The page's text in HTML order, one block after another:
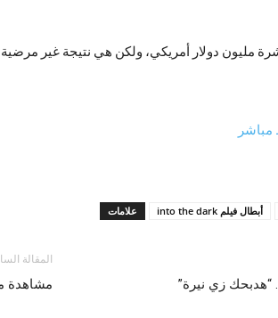
مليون دولار أمريكي، ولكن هي نتيجة غير مرضية
علامات أبطال فيلم into the dark
المقالة
مشاهدة “هدبحك زي نيرة”